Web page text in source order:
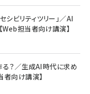
シビリティツリー」／AI
Web担当者向け講演】
？／生成AI時代に求め
向け講演】